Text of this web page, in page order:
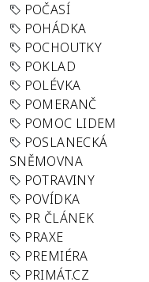
POČASÍ
POHÁDKA
POCHOUTKY
POKLAD
POLÉVKA
POMERANČ
POMOC LIDEM
POSLANECKÁ
SNĚMOVNA
POTRAVINY
POVÍDKA
PR ČLÁNEK
PRAXE
PREMIÉRA
PRIMÁT.CZ